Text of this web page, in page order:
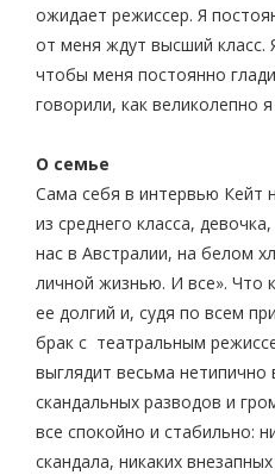
ожидает режиссер. Я
от меня ждут высший класс.
чтобы меня постоянно
говорили, как великолепно
О семье
Сама себя в интервью Кейт
из среднего класса,
нас в Австралии, на белом
личной жизнью. И все». Что
ее долгий и, судя по всем
брак с театральным
выглядит весьма нетипично
скандальных разводов и
все спокойно и стабильно:
скандала, никаких